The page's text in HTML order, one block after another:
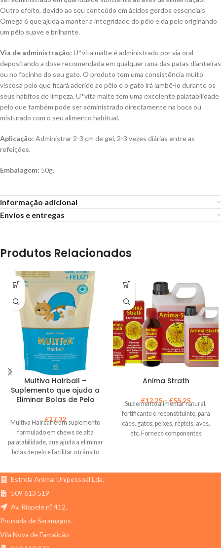
Outro efeito, devido ao seu conteúdo em ácidos gordos essenciais
Ómega 6 que ajuda a manter a integridade do pêlo e da pele originando
um pêlo suave e brilhante.
Via de administração: U*vita malte é administrado por via oral
depositando a dose recomendada em qualquer uma das patas dianteiras
ou no focinho do seu gato. O produto tem uma consistência muito
viscosa pelo que ficará aderido ao pêlo e o gato irá lambê-lo durante os
seus hábitos de limpeza. U*vita malte tem uma excelente palatabilidade
pelo que também pode ser administrado directamente na boca ou
misturado com o seu alimento habitual.
Aplicação: Administrar 2-3 cm de gel, 2-3 vezes diárias entre as
refeições.
Embalagem: 50g.
Informação adicional
Envios e entregas
Produtos Relacionados
Multiva Hairball –
Suplemento que ajuda a
Eliminar Bolas de Pelo
€17,32
Multiva Hairball é um suplemento
formulado em chews de alta
palatabilidade, que ajuda a eliminar
bolas de pelo e facilitar o trânsito
Anima Strath
€12,25– €55,25
Suplemento alimentar natural,
fortificante e reconstituinte, para
cães, gatos, peixes, répteis, aves,
etc. Fornece componentes
Estrela Animal Unipessoal Lda.
509 613 519
Av. Riopele n.º 412,
Pousada de Saramagos
Vila Nova de Famalicão